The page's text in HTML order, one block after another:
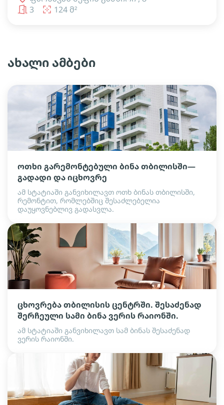
3
124 მ²
ახალი ამბები
ოთხი გარემონტებული ბინა თბილისში—
გადადი და იცხოვრე
ამ სტატიაში განვიხილავთ ოთხ ბინას თბილისში,
რემონტით, რომლებშიც შესაძლებელია
დაუყოვნებლივ გადასვლა.
ცხოვრება თბილისის ცენტრში. შესაძენად
შერჩეული სამი ბინა ვერის რაიონში.
ამ სტატიაში განვიხილავთ სამ ბინას შესაძენად
ვერის რაიონში.